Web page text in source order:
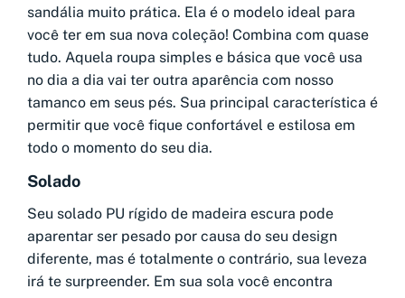
sandália muito prática. Ela é o modelo ideal para
você ter em sua nova coleção! Combina com quase
tudo. Aquela roupa simples e básica que você usa
no dia a dia vai ter outra aparência com nosso
tamanco em seus pés. Sua principal característica é
permitir que você fique confortável e estilosa em
todo o momento do seu dia.
Solado
Seu solado PU rígido de madeira escura pode
aparentar ser pesado por causa do seu design
diferente, mas é totalmente o contrário, sua leveza
irá te surpreender. Em sua sola você encontra